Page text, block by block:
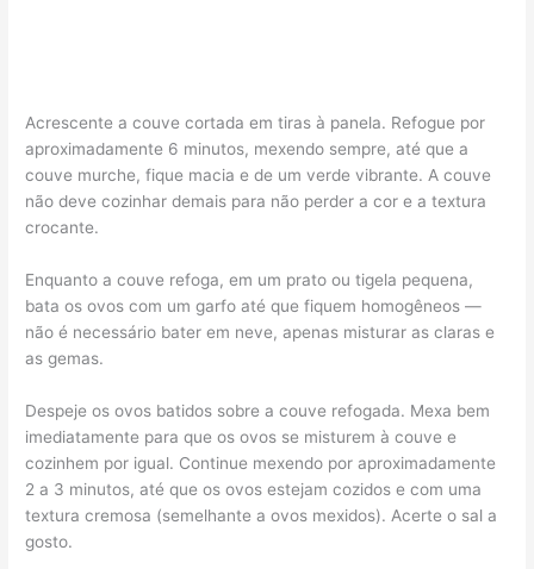
Acrescente a couve cortada em tiras à panela. Refogue por
aproximadamente 6 minutos, mexendo sempre, até que a
couve murche, fique macia e de um verde vibrante. A couve
não deve cozinhar demais para não perder a cor e a textura
crocante.
Enquanto a couve refoga, em um prato ou tigela pequena,
bata os ovos com um garfo até que fiquem homogêneos —
não é necessário bater em neve, apenas misturar as claras e
as gemas.
Despeje os ovos batidos sobre a couve refogada. Mexa bem
imediatamente para que os ovos se misturem à couve e
cozinhem por igual. Continue mexendo por aproximadamente
2 a 3 minutos, até que os ovos estejam cozidos e com uma
textura cremosa (semelhante a ovos mexidos). Acerte o sal a
gosto.